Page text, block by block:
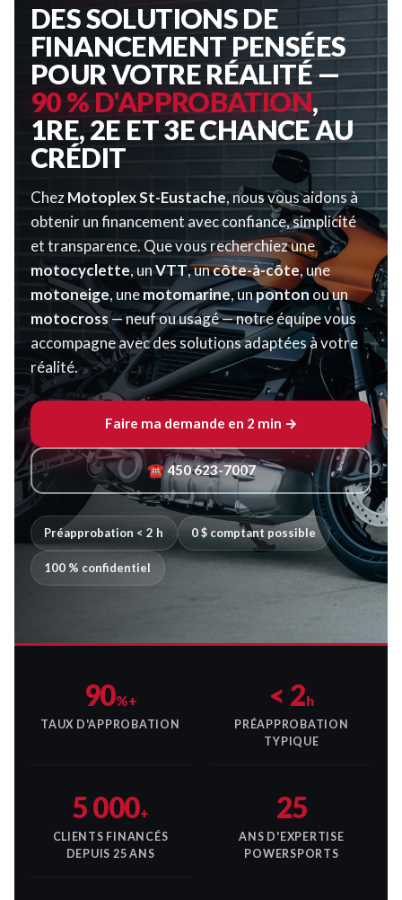
DES SOLUTIONS DE
FINANCEMENT PENSÉES
POUR VOTRE RÉALITÉ —
90 % D'APPROBATION,
1RE, 2E ET 3E CHANCE AU
CRÉDIT
ChezMotoplex St-Eustache, nous vous aidons à
obtenir un financement avec confiance, simplicité
et transparence. Que vous recherchiez une
motocyclette, unVTT, uncôte-à-côte, une
motoneige, unemotomarine, unponton ou un
motocross— neuf ou usagé — notre équipe vous
accompagne avec des solutions adaptées à votre
réalité.
Faire ma demande en 2 min →
☎ 450 623-7007
Préapprobation < 2 h 0 $ comptant possible
100 % confidentiel
90%+
TAUX D'APPROBATION
< 2h
PRÉAPPROBATION
TYPIQUE
5 000+
CLIENTS FINANCÉS
DEPUIS 25 ANS
25
ANS D'EXPERTISE
POWERSPORTS